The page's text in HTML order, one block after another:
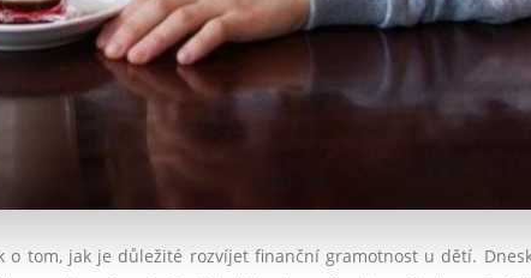
o tom, jak je důležité rozvíjet finanční gramotnost u dětí.